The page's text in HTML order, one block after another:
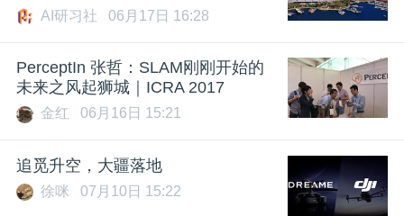
AI研习社 06月17日 16:28
PerceptIn 张哲：SLAM刚刚开始的
未来之风起狮城｜ICRA 2017
金红 06月16日 15:21
追觅升空，大疆落地
徐咪 07月10日 15:22